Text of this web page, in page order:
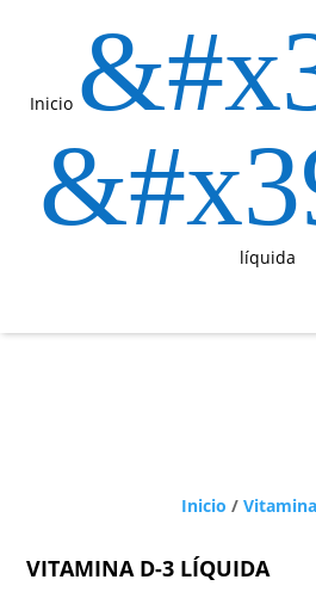
Inicio
líquida
Inicio /
VITAMINA D-3 LÍQUIDA